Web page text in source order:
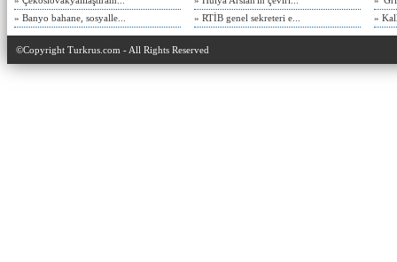
» Banyo bahane, sosyalle...
» RTİB genel sekreteri e...
»
©Copyright Turkrus.com - All Rights Reserved